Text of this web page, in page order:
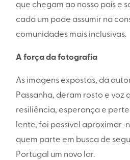
que chegam ao nosso país e
cada um pode assumir na
comunidades mais inclusivas.
A força da fotografia
As imagens expostas, da
Passanha, deram rosto e voz
resiliência, esperança e
lente, foi possível aproximar-
quem parte em busca de
Portugal um novo lar.